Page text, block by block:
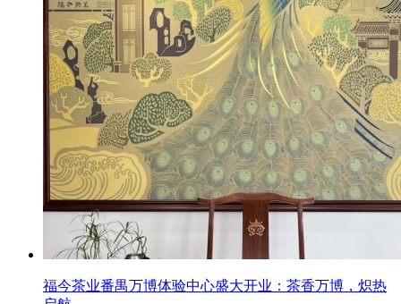
福今茶业番禺万博体验中心盛大开业：茶香万博，炽热